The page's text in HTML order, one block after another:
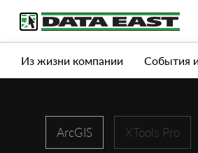
Услуги Продукты
Из жизни компании События
ArcGIS XTools Pro